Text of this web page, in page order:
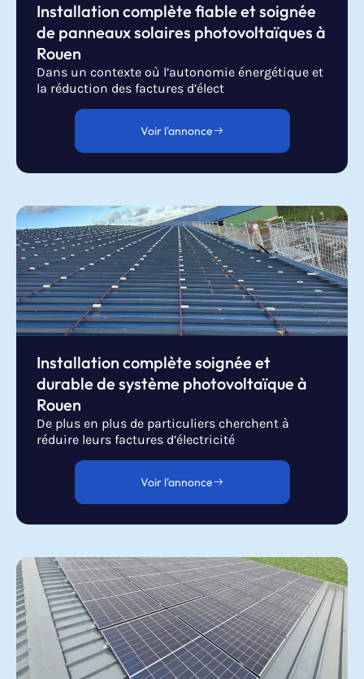
Installation complète fiable et soignée
de panneaux solaires photovoltaïques à
Rouen
Dans un contexte où l’autonomie énergétique et
la réduction des factures d’élect
Voir l'annonce
Installation complète soignée et
durable de système photovoltaïque à
Rouen
De plus en plus de particuliers cherchent à
réduire leurs factures d’électricité
Voir l'annonce